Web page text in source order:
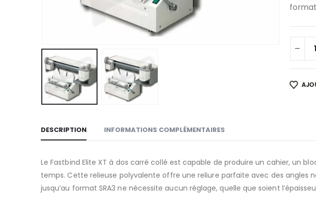
format
DESCRIPTION INFORMATIONS COMPLÉMENTAIRES
Le Fastbind Elite XT à dos carré collé est capable de produire un cahier, un
temps. Cette relieuse polyvalente offre une reliure parfaite avec des
jusqu’au format SRA3 ne nécessite aucun réglage, quelle que soient